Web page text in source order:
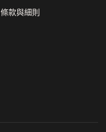
條款與細則